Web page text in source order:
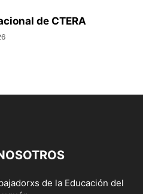
de CTERA
de la Educación del